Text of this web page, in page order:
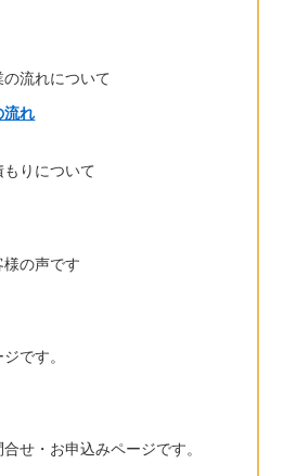
流れについて
流れ
りについて
様の声です
です。
せ・お申込みページです。